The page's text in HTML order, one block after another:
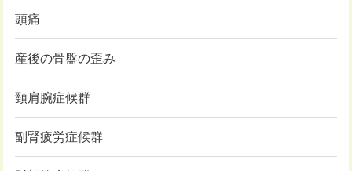
頭痛
産後の骨盤の歪み
頸肩腕症候群
副腎疲労症候群